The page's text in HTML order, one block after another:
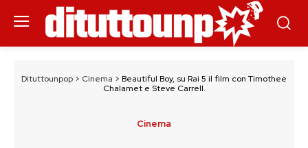
Dituttounpop > Cinema > Beautiful Boy, su Rai 5 il film con Timothee
Chalamet e Steve Carrell.
Cinema